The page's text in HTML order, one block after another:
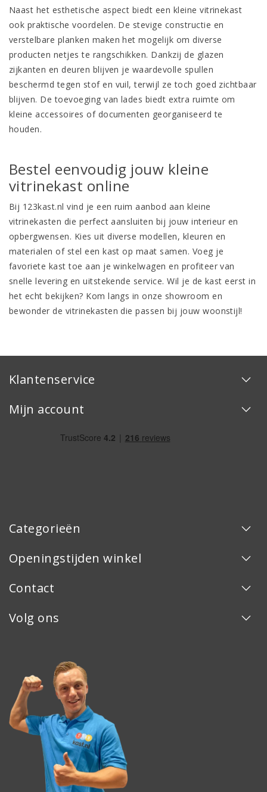
Naast het esthetische aspect biedt een kleine vitrinekast
ook praktische voordelen. De stevige constructie en
verstelbare planken maken het mogelijk om diverse
producten netjes te rangschikken. Dankzij de glazen
zijkanten en deuren blijven je waardevolle spullen
beschermd tegen stof en vuil, terwijl ze toch goed zichtbaar
blijven. De toevoeging van lades biedt extra ruimte om
kleine accessoires of documenten georganiseerd te
houden.
Bestel eenvoudig jouw kleine
vitrinekast online
Bij 123kast.nl vind je een ruim aanbod aan kleine
vitrinekasten die perfect aansluiten bij jouw interieur en
opbergwensen. Kies uit diverse modellen, kleuren en
materialen of stel een kast op maat samen. Voeg je
favoriete kast toe aan je winkelwagen en profiteer van
snelle levering en uitstekende service. Wil je de kast eerst in
het echt bekijken? Kom langs in onze showroom en
bewonder de vitrinekasten die passen bij jouw woonstijl!
Klantenservice
Mijn account
Categorieën
Openingstijden winkel
Contact
Volg ons